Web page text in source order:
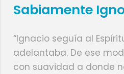
Sabiamente
“Ignacio seguía al
adelantaba. De ese
con suavidad a donde